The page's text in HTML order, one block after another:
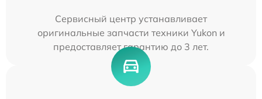
Сервисный центр устанавливает
оригинальные запчасти техники Yukon и
предоставляет гарантию до 3 лет.